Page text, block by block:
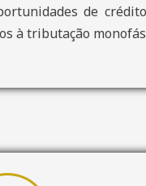
de
à tributação